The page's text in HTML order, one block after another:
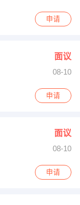
申请
面议
08-10
申请
面议
08-10
申请